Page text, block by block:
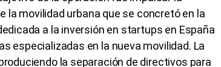
la movilidad urbana que se concretó en la
a la inversión en startups en España
especializadas en la nueva movilidad. La
la separación de directivos para